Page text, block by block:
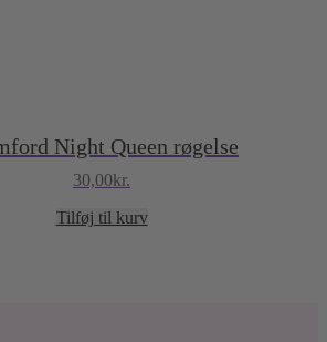
Night Queen røgelse
30,00 kr.
Tilføj til kurv